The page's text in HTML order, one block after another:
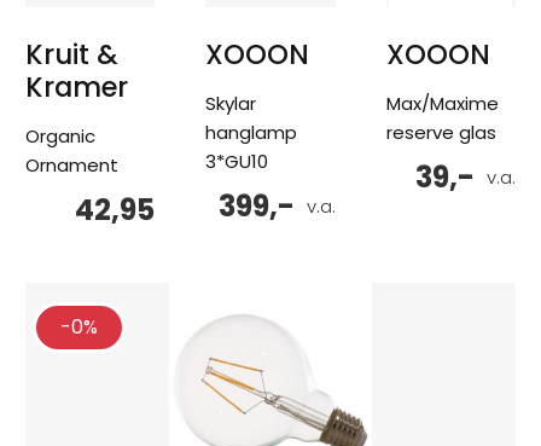
Kruit &
Kramer
Organic
Ornament
42,95
XOOON
Skylar
hanglamp
3*GU10
v.a.
399,-
XOOON
Max/Maxime
reserve glas
v.a.
39,-
-0%